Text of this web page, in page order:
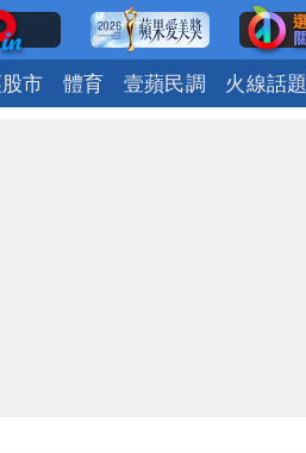
市 體育 壹蘋民調 火線話題